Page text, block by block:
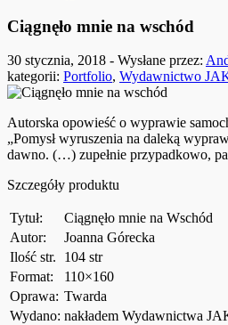
Ciągnęło mnie na wschód
30 stycznia, 2018 - Wysłane przez:
kategorii: Portfolio, Wydawnictwo
Autorska opowieść o wyprawie
„Pomysł wyruszenia na daleką
dawno. (…) zupełnie przypadkowo,
Szczegóły produktu
Tytuł:
Ciągnęło mnie na Wschód
Autor:
Joanna Górecka
Ilość str.
104 str
Format:
110×160
Oprawa: Twarda
Wydano: nakładem Wydawnictwa